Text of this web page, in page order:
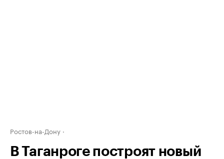
Ростов-на-Дону
В Таганроге построят новый